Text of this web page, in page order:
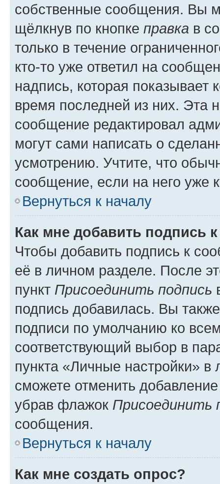
собственные сообщения. Вы
щёлкнув по кнопке правка в
только в течение
кто-то уже ответил на
надпись, которая показывает
время последней из них. Эта
сообщение редактировал
могут сами написать о
усмотрению. Учтите, что
сообщение, если на него уже
Вернуться к началу
Как мне добавить подпись
Чтобы добавить подпись к
её в личном разделе. После
пункт Присоединить подпись
подпись добавилась. Вы
подписи по умолчанию ко
соответствующий выбор в
пункта «Личные настройки»
сможете отменить
убрав флажок Присоединить
сообщения.
Вернуться к началу
Как мне создать опрос?